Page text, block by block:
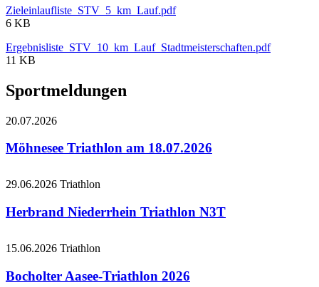
Zieleinlaufliste_STV_5_km_Lauf.pdf
6 KB
Ergebnisliste_STV_10_km_Lauf_Stadtmeisterschaften.pdf
11 KB
Sportmeldungen
20.07.2026
Möhnesee Triathlon am 18.07.2026
29.06.2026 Triathlon
Herbrand Niederrhein Triathlon N3T
15.06.2026 Triathlon
Bocholter Aasee-Triathlon 2026